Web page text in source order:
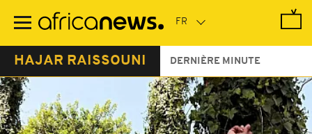
contenu
HAJAR RAISSOUNI DERNIÈRE MINUTE